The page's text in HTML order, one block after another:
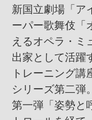
新国立劇場「ア
ーパー歌舞伎「
えるオペラ・ミ
出家として活躍
トレーニング講
シリーズ第二弾。
第一弾「姿勢と